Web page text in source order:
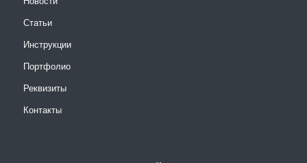
Статьи
Инструкции
Портфолио
Реквизиты
Контакты